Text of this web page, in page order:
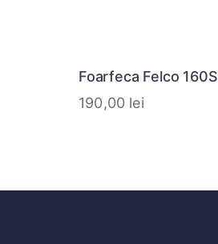
Foarfeca Felco 160S
190,00 lei